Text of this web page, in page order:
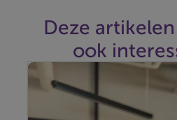
Deze
ook
Uw Beobank-adviseur staat
vragen te beantwoorden en
toekomstplannen voor te